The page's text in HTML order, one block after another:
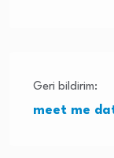
Geri bildirim:
meet me